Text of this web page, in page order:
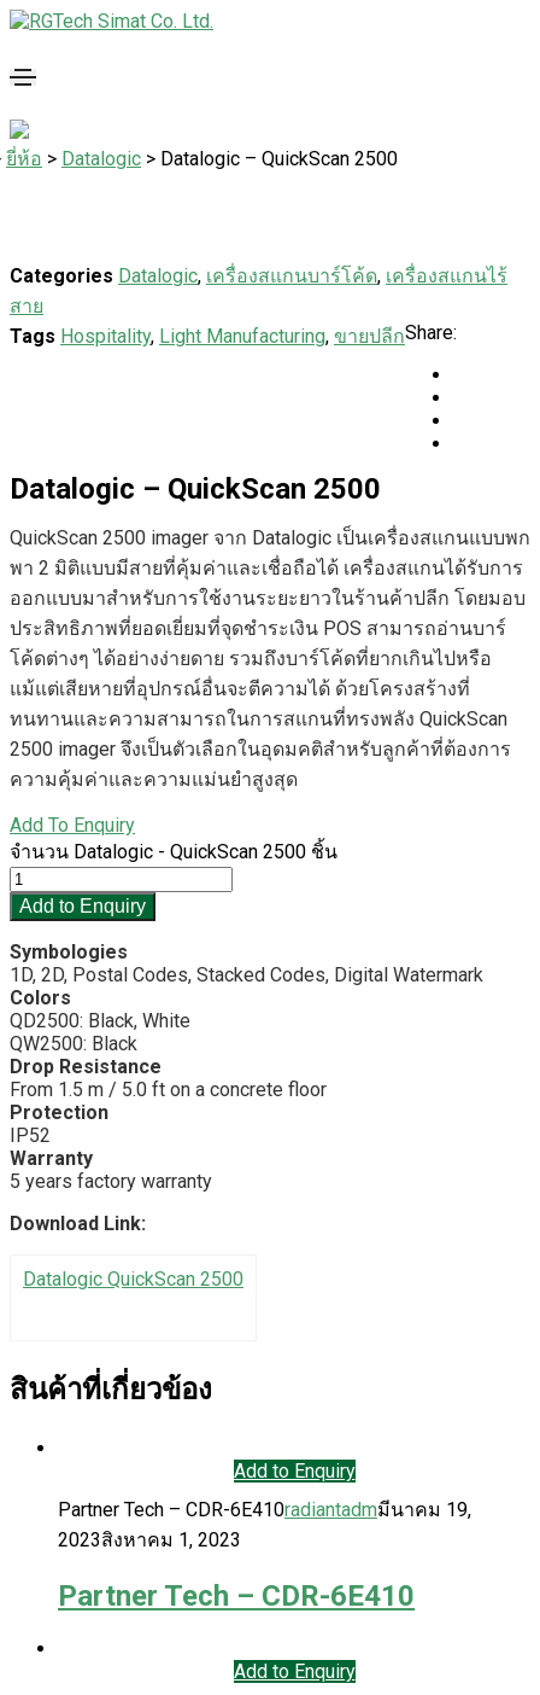
ยี่ห้อ > Datalogic > Datalogic – QuickScan 2500
Categories Datalogic, เครื่องสแกนบาร์โค้ด, เครื่องสแกนไร้
สาย
Tags Hospitality, Light Manufacturing, ขายปลีกShare:
Datalogic – QuickScan 2500
QuickScan 2500 imager จาก Datalogic เป็นเครื่องสแกนแบบพก
พา 2 มิติแบบมีสายที่คุ้มค่าและเชื่อถือได้ เครื่องสแกนได้รับการ
ออกแบบมาสำหรับการใช้งานระยะยาวในร้านค้าปลีก โดยมอบ
ประสิทธิภาพที่ยอดเยี่ยมที่จุดชำระเงิน POS สามารถอ่านบาร์
โค้ดต่างๆ ได้อย่างง่ายดาย รวมถึงบาร์โค้ดที่ยากเกินไปหรือ
แม้แต่เสียหายที่อุปกรณ์อื่นจะตีความได้ ด้วยโครงสร้างที่
ทนทานและความสามารถในการสแกนที่ทรงพลัง QuickScan
2500 imager จึงเป็นตัวเลือกในอุดมคติสำหรับลูกค้าที่ต้องการ
ความคุ้มค่าและความแม่นยำสูงสุด
Add To Enquiry
จำนวน Datalogic - QuickScan 2500 ชิ้น
Add to Enquiry
Symbologies
1D, 2D, Postal Codes, Stacked Codes, Digital Watermark
Colors
QD2500: Black, White
QW2500: Black
Drop Resistance
From 1.5 m / 5.0 ft on a concrete floor
Protection
IP52
Warranty
5 years factory warranty
Download Link:
Datalogic QuickScan 2500
สินค้าที่เกี่ยวข้อง
Add to Enquiry
Partner Tech – CDR-6E410radiantadmมีนาคม 19,
2023สิงหาคม 1, 2023
Partner Tech – CDR-6E410
Add to Enquiry